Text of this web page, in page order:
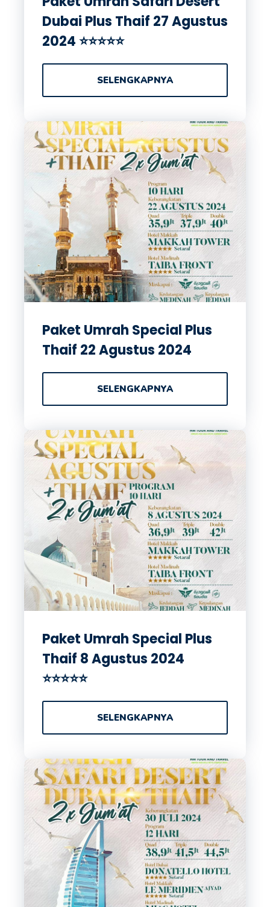
Dubai Plus Thaif 27 Agustus
2024 ⭐⭐⭐⭐⭐
SELENGKAPNYA
Paket Umrah Special Plus
Thaif 22 Agustus 2024
SELENGKAPNYA
Paket Umrah Special Plus
Thaif 8 Agustus 2024
⭐⭐⭐⭐⭐
SELENGKAPNYA